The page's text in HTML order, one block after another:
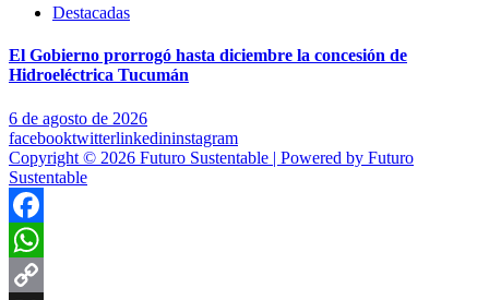
Destacadas
El Gobierno prorrogó hasta diciembre la concesión de
Hidroeléctrica Tucumán
6 de agosto de 2026
facebooktwitterlinkedininstagram
Copyright © 2026 Futuro Sustentable | Powered by Futuro
Sustentable
Facebook
WhatsApp